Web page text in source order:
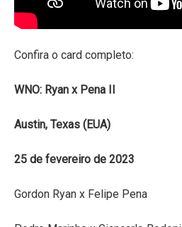
Confira o card completo:
WNO: Ryan x Pena II
Austin, Texas (EUA)
25 de fevereiro de 2023
Gordon Ryan x Felipe Pena